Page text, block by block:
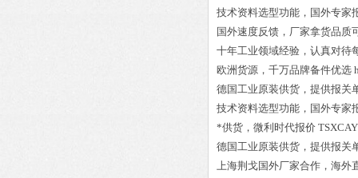
技术资料选型功能，国外专家
国外速度反馈，厂家拿货品质
十年工业领域经验，认真对待
欧洲货源，千万品牌备件优选
德国工业原装供货，提供报关
技术资料选型功能，国外专家
*供货，微利时代报价
德国工业原装供货，提供报关
上海荆戈国外厂家合作，海外